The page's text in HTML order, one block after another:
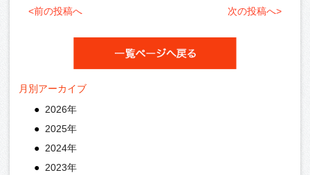
<前の投稿へ 次の投稿へ>
月別アーカイブ
2026年
2025年
2024年
2023年